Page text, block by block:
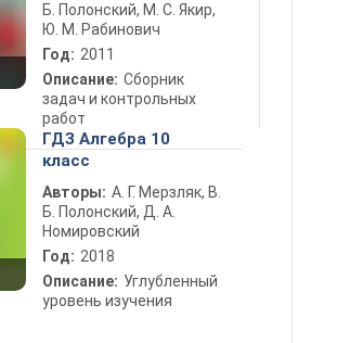
Б. Полонский, М. С. Якир,
Ю. М. Рабинович
Год: 2011
Описание: Сборник
задач и контрольных
работ
ГДЗ Алгебра 10
класс
Авторы: А. Г. Мерзляк, В.
Б. Полонский, Д. А.
Номировский
Год: 2018
Описание: Углубленный
уровень изучения